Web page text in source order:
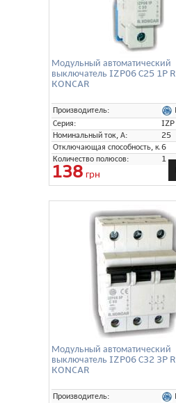
Модульный автоматический
выключатель IZP06 С25 1P
KONCAR
Производитель:
Серия:
IZP
Номинальный ток, А:
25
Отключающая способность, кА:
6
Количество полюсов:
1
138 грн
Модульный автоматический
выключатель IZP06 С32 3P
KONCAR
Производитель: